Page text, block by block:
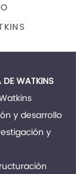
DE WATKINS
y desarrollo
y